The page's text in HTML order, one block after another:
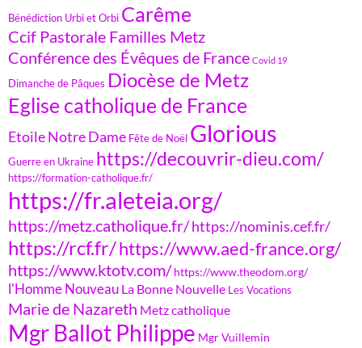
Bénédiction Urbi et Orbi Carême
Ccif Pastorale Familles Metz
Conférence des Évêques de France Covid 19
Dimanche de Pâques Diocèse de Metz
Eglise catholique de France
Etoile Notre Dame Fête de Noël Glorious
Guerre en Ukraine https://decouvrir-dieu.com/
https://formation-catholique.fr/
https://fr.aleteia.org/
https://metz.catholique.fr/https://nominis.cef.fr/
https://rcf.fr/https://www.aed-france.org/
https://www.ktotv.com/ https://www.theodom.org/
l'Homme Nouveau La Bonne Nouvelle Les Vocations
Marie de Nazareth Metz catholique
Mgr Ballot Philippe Mgr Vuillemin